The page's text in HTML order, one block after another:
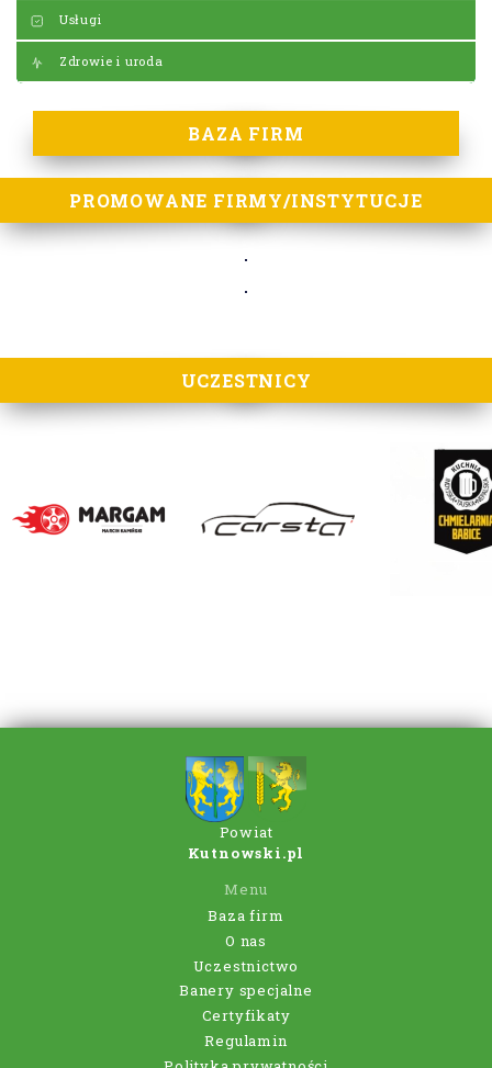
Usługi
Zdrowie i uroda
BAZA FIRM
PROMOWANE FIRMY/INSTYTUCJE
UCZESTNICY
Powiat
Kutnowski.pl
Menu
Baza firm
O nas
Uczestnictwo
Banery specjalne
Certyfikaty
Regulamin